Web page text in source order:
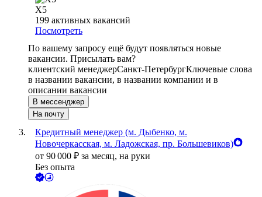
Х5
199 активных вакансий
Посмотреть
По вашему запросу ещё будут появляться новые
вакансии. Присылать вам?
клиентский менеджерСанкт-ПетербургКлючевые слова
в названии вакансии, в названии компании и в
описании вакансии
В мессенджер
На почту
Кредитный менеджер (м. Дыбенко, м.
Новочеркасская, м. Ладожская, пр. Большевиков)
от 90 000 ₽ за месяц, на руки
Без опыта